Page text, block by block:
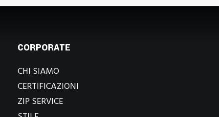
CORPORATE
CHI SIAMO
CERTIFICAZIONI
ZIP SERVICE